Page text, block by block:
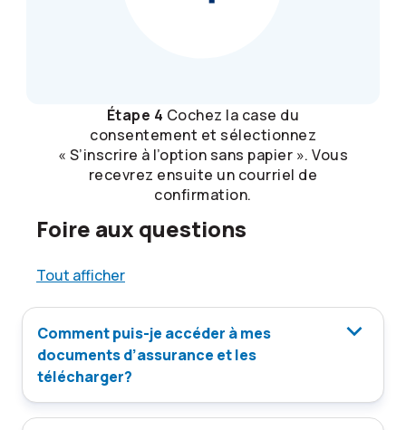
Étape 4 Cochez la case du
consentement et sélectionnez
« S’inscrire à l’option sans papier ». Vous
recevrez ensuite un courriel de
confirmation.
Foire aux questions
Tout afficher
Comment puis-je accéder à mes
documents d’assurance et les
télécharger?